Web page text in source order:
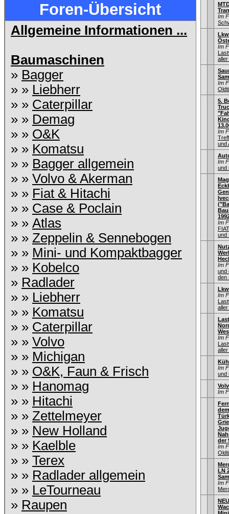
Foren-Übersicht
Allgemeine Informationen ...
Baumaschinen
» Bagger
» » Liebherr
» » Caterpillar
» » Demag
» » O&K
» » Komatsu
» » Bagger allgemein
» » Volvo & Akerman
» » Fiat & Hitachi
» » Case & Poclain
» » Atlas
» » Zeppelin & Sennebogen
» » Mini- und Kompaktbagger
» » Kobelco
» Radlader
» » Liebherr
» » Komatsu
» » Caterpillar
» » Volvo
» » Michigan
» » O&K, Faun & Frisch
» » Hanomag
» » Hitachi
» » Zettelmeyer
» » New Holland
» » Kaelble
» » Terex
» » Radlader allgemein
» » LeTourneau
» Raupen
Im
Im
aller
Im
5.
Im
und
Im
und
Im
und
Im
und
den
Im
aller
Im
aller
Im
und
Im
der
Im
LN
Im